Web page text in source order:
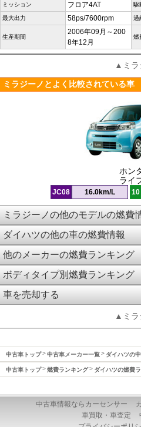
ミッション フロア4AT 駆
最大出力 58ps/7600rpm 過
生産期間
2006年09月～200
8年12月
燃
▲ミラ
ミラジーノとよく比較されている車
ホン
ライ
JC08 16.0km/L 10
ミラジーノの他のモデルの燃費
ダイハツの他の車の燃費情報
他のメーカーの燃費ランキング
ボディタイプ別燃費ランキング
車を売却する
▲ミラ
中古車トップ 中古車メーカー一覧 ダイハツの
中古車トップ 燃費ランキング ダイハツの燃費
中古車情報ならカーセンサー
車買取・車査定